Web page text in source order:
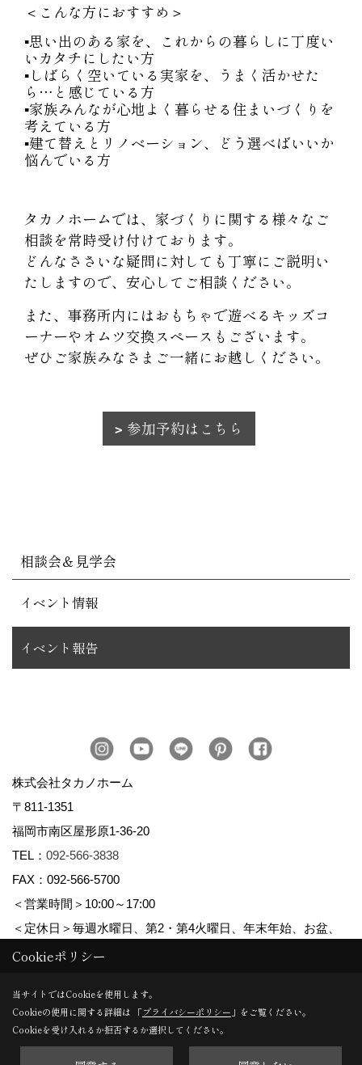
＜こんな方におすすめ＞
▪思い出のある家を、これからの暮らしに丁度い
いカタチにしたい方
▪しばらく空いている実家を、うまく活かせた
ら…と感じている方
▪家族みんなが心地よく暮らせる住まいづくりを
考えている方
▪建て替えとリノベーション、どう選べばいいか
悩んでいる方
タカノホームでは、家づくりに関する様々なご
相談を常時受け付けております。
どんなささいな疑問に対しても丁寧にご説明い
たしますので、安心してご相談ください。
また、事務所内にはおもちゃで遊べるキッズコ
ーナーやオムツ交換スペースもございます。
ぜひご家族みなさまご一緒にお越しください。
参加予約はこちら
相談会＆見学会
イベント情報
イベント報告
株式会社タカノホーム
〒811-1351
福岡市南区屋形原1-36-20
TEL： 092-566-3838
FAX：092-566-5700
＜営業時間＞10:00～17:00
＜定休日＞毎週水曜日、第2・第4火曜日、年末年始、お盆、
ゴールデンウィーク、夏季休暇
Copyright (c) TAKANO CONSTRUCTION CO.,LTD. All Rights Reserved.
Cookieポリシー
当サイトではCookieを使用します。
Cookieの使用に関する詳細は 「プライバシーポリシー 」をご覧ください。
Cookieを受け入れるか拒否するか選択してください。